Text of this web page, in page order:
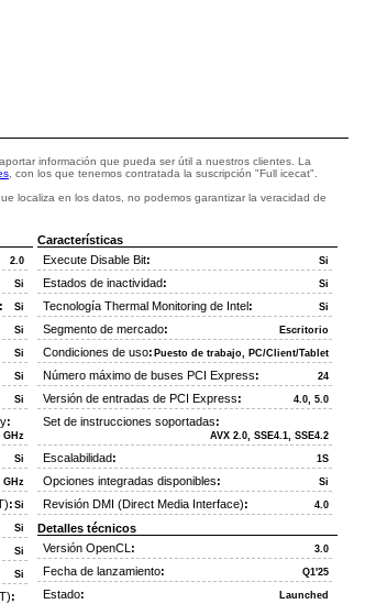
información que pueda ser útil a nuestros clientes. La
, con los que tenemos contratada la suscripción "Full icecat".
localiza en los datos, no podemos garantizar la veracidad de
2.0
Si
: Si
Si
Si
Si
Si
:
GHz
Si
GHz
: Si
Si
Si
Si
:
Características
Execute Disable Bit: Si
Estados de inactividad: Si
Tecnología Thermal Monitoring de Intel: Si
Segmento de mercado: Escritorio
Condiciones de uso: Puesto de trabajo, PC/Client/Tablet
Número máximo de buses PCI Express: 24
Versión de entradas de PCI Express: 4.0, 5.0
Set de instrucciones soportadas:
AVX 2.0, SSE4.1, SSE4.2
Escalabilidad: 1S
Opciones integradas disponibles: Si
Revisión DMI (Direct Media Interface): 4.0
Detalles técnicos
Versión OpenCL : 3.0
Fecha de lanzamiento: Q1'25
Estado: Launched